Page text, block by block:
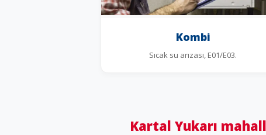
Kombi
Sıcak su arızası, E01/E03.
Kartal Yukarı